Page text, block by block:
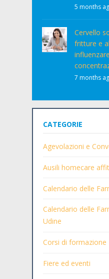
5 months
Cervello
fritture e
7 months
CATEGORIE
Agevolazioni e
Ausili homecare
Calendario delle
Calendario delle
Udine
Corsi di formazione
Fiere ed eventi